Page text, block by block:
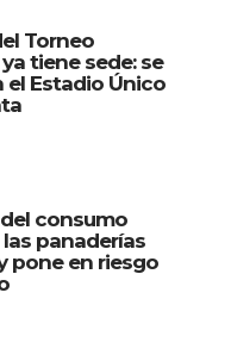
Torneo
tiene sede: se
el Estadio Único
consumo
panaderías
pone en riesgo